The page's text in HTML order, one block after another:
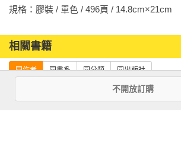
規格：膠裝 / 單色 / 496頁 /
相關書籍
同作者 同書系 同分類 同出版社
不開放訂購